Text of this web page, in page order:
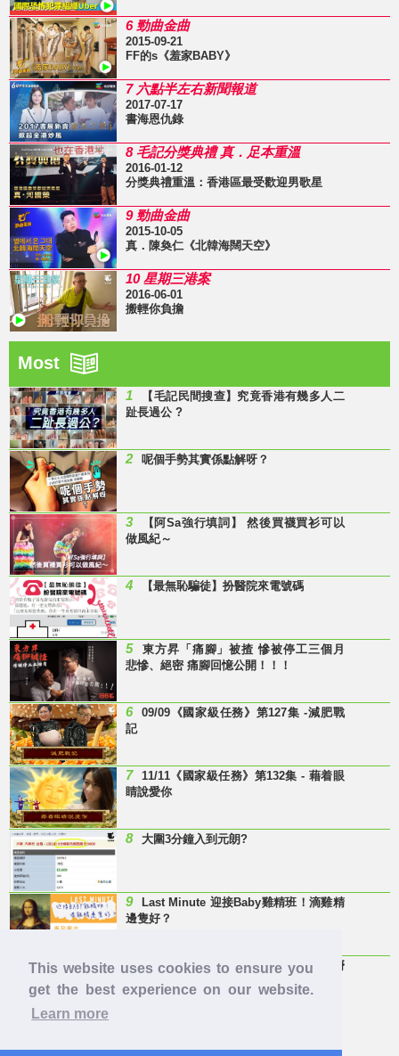
This website uses cookies to ensure you
get the best experience on our website.
Learn more
6 勁曲金曲
2015-09-21
FF的s《羞家BABY》
7 六點半左右新聞報道
2017-07-17
書海恩仇錄
8 毛記分獎典禮 真．足本重溫
2016-01-12
分獎典禮重溫：香港區最受歡迎男歌星
9 勁曲金曲
2015-10-05
真．陳奐仁《北韓海闊天空》
10 星期三港案
2016-06-01
搬輕你負擔
Most
1
【毛記民間搜查】究竟香港有幾多人二
趾長過公 ?
2 呢個手勢其實係點解呀？
3
【阿Sa強行填詞】 然後買襪買衫可以
做風紀～
4 【最無恥騙徒】扮醫院來電號碼
5
東方昇「痛腳」被揸 慘被停工三個月
悲慘、絕密 痛腳回憶公開！！！
6
09/09《國家級任務》第127集 -減肥戰
記
7
11/11《國家級任務》第132集 - 藉着眼
睛說愛你
8 大圍3分鐘入到元朗?
9
Last Minute 迎接Baby雞精班！滴雞精
邊隻好？
10
【童年回憶】 有冇人記得呢兩隻嘢